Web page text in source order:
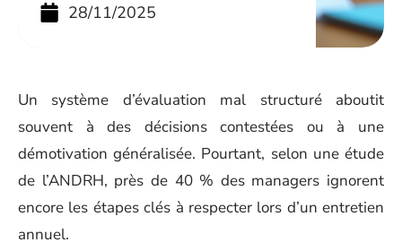
28/11/2025
Un système d’évaluation mal structuré aboutit
souvent à des décisions contestées ou à une
démotivation généralisée. Pourtant, selon une étude
de l’ANDRH, près de 40 % des managers ignorent
encore les étapes clés à respecter lors d’un entretien
annuel.